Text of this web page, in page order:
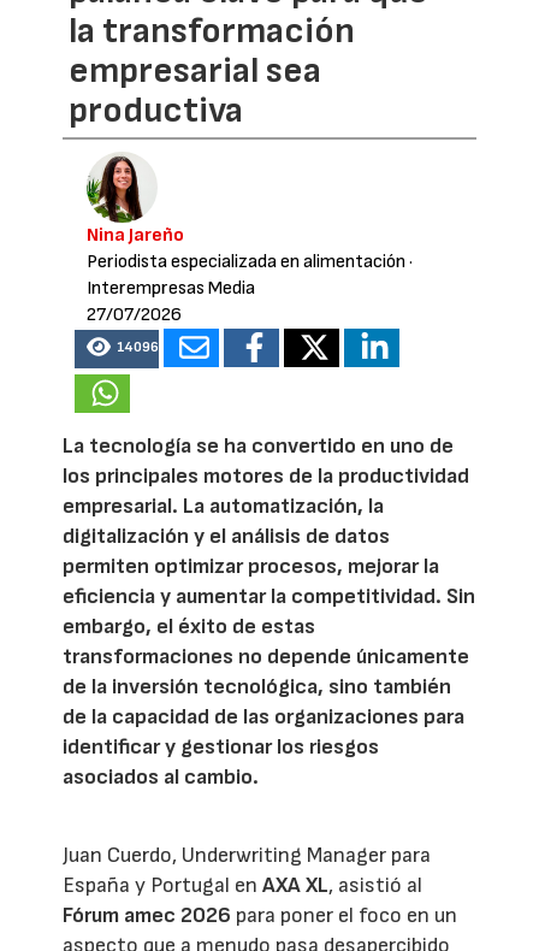
la transformación
empresarial sea
productiva
Nina Jareño
Periodista especializada en alimentación ·
Interempresas Media
27/07/2026
14096
La tecnología se ha convertido en uno de
los principales motores de la productividad
empresarial. La automatización, la
digitalización y el análisis de datos
permiten optimizar procesos, mejorar la
eficiencia y aumentar la competitividad. Sin
embargo, el éxito de estas
transformaciones no depende únicamente
de la inversión tecnológica, sino también
de la capacidad de las organizaciones para
identificar y gestionar los riesgos
asociados al cambio.
Juan Cuerdo, Underwriting Manager para
España y Portugal enAXA XL, asistió al
Fórum amec 2026 para poner el foco en un
aspecto que a menudo pasa desapercibido